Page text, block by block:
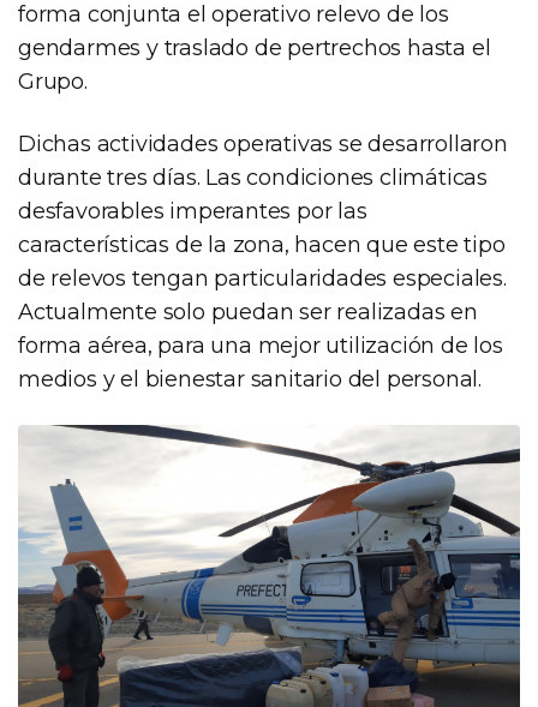
forma conjunta el operativo relevo de los
gendarmes y traslado de pertrechos hasta el
Grupo.
Dichas actividades operativas se desarrollaron
durante tres días. Las condiciones climáticas
desfavorables imperantes por las
características de la zona, hacen que este tipo
de relevos tengan particularidades especiales.
Actualmente solo puedan ser realizadas en
forma aérea, para una mejor utilización de los
medios y el bienestar sanitario del personal.